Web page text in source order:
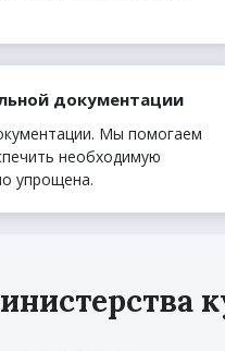
документации
Мы помогаем
необходимую
упрощена.